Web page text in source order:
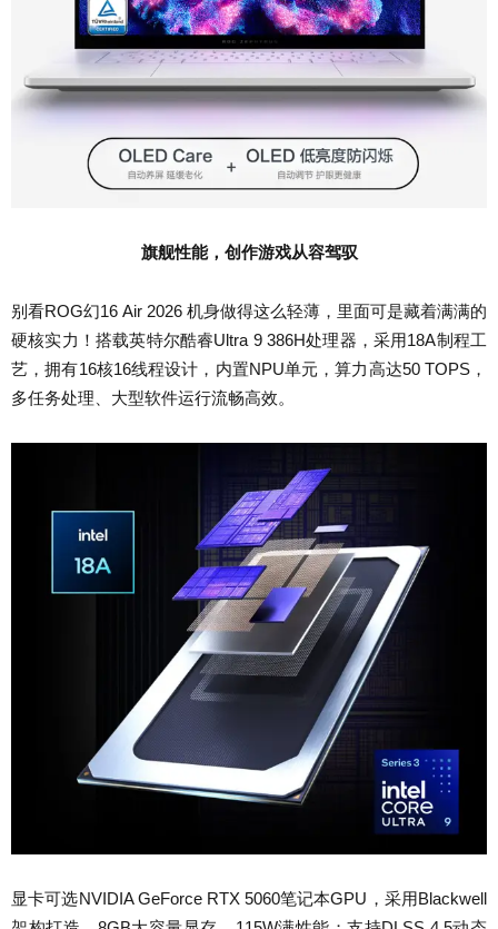
旗舰性能，创作游戏从容驾驭
别看ROG幻16 Air 2026 机身做得这么轻薄，里面可是藏着满满的
硬核实力！搭载英特尔酷睿Ultra 9 386H处理器，采用18A制程工
艺，拥有16核16线程设计，内置NPU单元，算力高达50 TOPS，
多任务处理、大型软件运行流畅高效。
显卡可选NVIDIA GeForce RTX 5060笔记本GPU，采用Blackwell